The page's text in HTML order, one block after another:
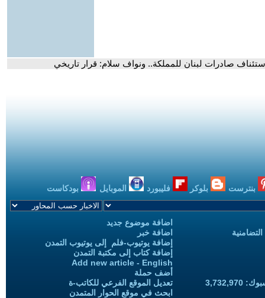
صادرات لبنان للمملكة.. ونواف سلام: قرار تاريخي
بنترست بلوكر فليبورد الموبايل بودكاست
اضافة موضوع جديد
اضافة خبر
إضافة يوتيوب-فلم إلى يوتيوب التمدن
إضافة كتاب إلى مكتبة التمدن
Add new article - English
أضف حملة
تعديل الموقع الفرعي للكاتب-ة
ابحث في موقع الحوار المتمدن